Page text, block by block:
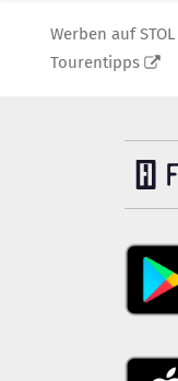
Werben auf STOL
Tourentipps